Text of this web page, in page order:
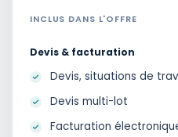
INCLUS DANS L'OFFRE
Devis & facturation
Devis, situations de
Devis multi-lot
Facturation